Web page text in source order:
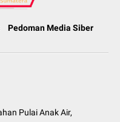
Pedoman Media Siber
Pulai Anak Air,